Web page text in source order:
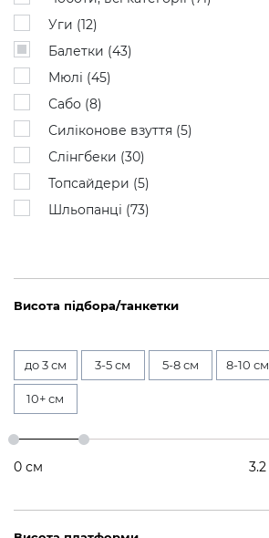
Уги (12)
Балетки (43)
Мюлі (45)
Сабо (8)
Силіконове взуття (5)
Слінгбеки (30)
Топсайдери (5)
Шльопанці (73)
Висота підбора/танкетки
до 3 см 3-5 см 5-8 см 8-10 см
10+ см
0 см 3.2